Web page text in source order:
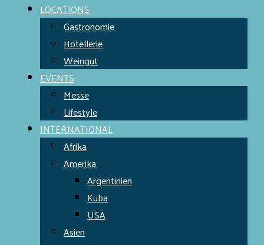
LOCATIONS
Gastronomie
Hotellerie
Weingut
EVENTS
Messe
Lifestyle
INTERNATIONAL
Afrika
Amerika
Argentinien
Kuba
USA
Asien